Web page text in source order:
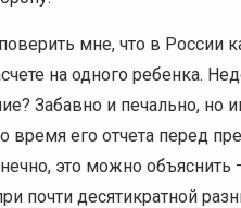
мне, что в России
на одного ребенка.
Забавно и печально, но
время его отчета перед
это можно объяснить
почти десятикратной